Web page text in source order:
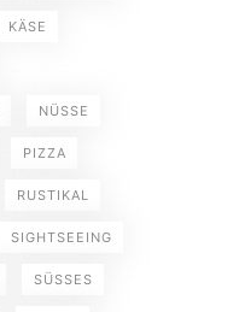
KÄSE
NÜSSE
PIZZA
RUSTIKAL
SIGHTSEEING
SÜSSES